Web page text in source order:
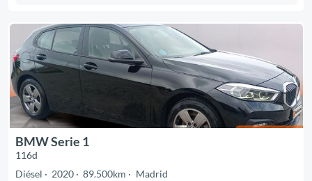
BMW Serie 1
116d
Diésel
2020 89.500km Madrid